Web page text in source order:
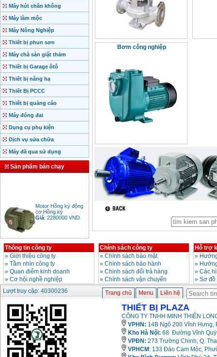
Máy hút chân không
Máy làm mộc
Máy Nông Nghiệp
Thiết bị phun sơn
Máy chà sàn giặt thảm
Thiết bị Garage ôtô
Thiết bị nâng hạ
Thiết Bị PCCC
Thiết bị quảng cáo
Máy đóng đai
Dụng cụ phụ kiện
Dịch vụ sửa chữa
Máy đã qua sử dụng
Sản phẩm bán chạy
Motor Hồng ký động
cơ Hồng ký
Giá :2280000 VND
Bảng giá động cơ
diesel đầu nổ diesel
Giá:6500000
Bảng giá mũi khoan
rút lõi bê tông
Máy khoan Bosch đa
năng GBH 2-26DRE
(800W)
Giá
3980000
Bơm công nghiệp
Thông tin công ty
» Giới thiệu công ty
» Tầm nhìn công ty
» Quan điểm kinh doanh
» Cơ hội nghề nghiệp
Chính sách công ty
» Chính sách bảo mật
» Chính sách bảo hành
» Chinh sách đổi trả hàng
» Chính sách vận chuyển
Hỗ trợ
»
»
» Các
» Sơ
Lượt truy cập: 40300236
Trang chủ Menu Liên hệ
THIẾT BỊ PLAZA
CÔNG TY TNHH MINH THIÊN
VPHN: 14B Ngõ 200 Vĩnh Hưng,
Kho Hà Nội: 68 Đường Vĩnh
VPĐN: 273 Trường Chinh, Q.
VPHCM : 133 Đào Cam Mộc,